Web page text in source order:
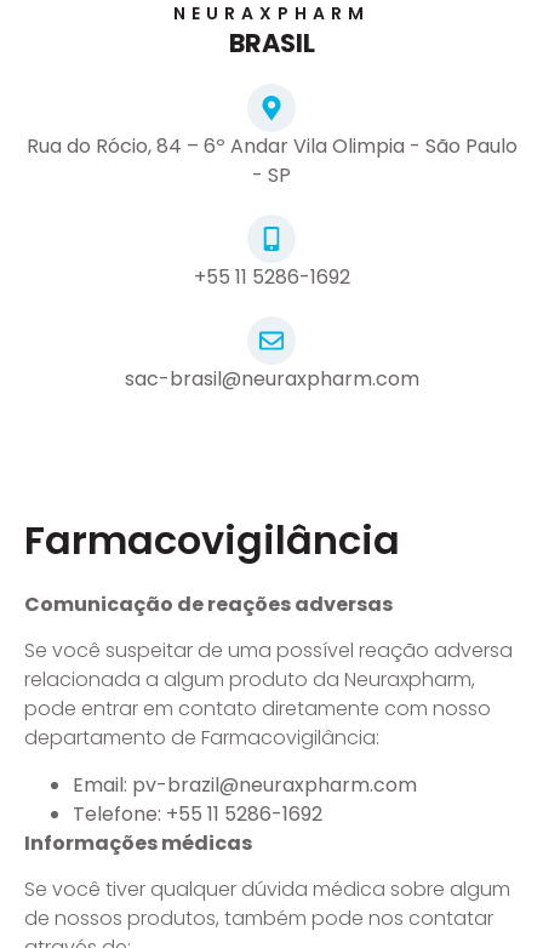
NEURAXPHARM
BRASIL
Rua do Rócio, 84 – 6º Andar Vila Olimpia - São Paulo
- SP
+55 11 5286-1692
sac-brasil@neuraxpharm.com
Farmacovigilância
Comunicação de reações adversas
Se você suspeitar de uma possível reação adversa
relacionada a algum produto da Neuraxpharm,
pode entrar em contato diretamente com nosso
departamento de Farmacovigilância:
Email: pv-brazil@neuraxpharm.com
Telefone: +55 11 5286-1692
Informações médicas
Se você tiver qualquer dúvida médica sobre algum
de nossos produtos, também pode nos contatar